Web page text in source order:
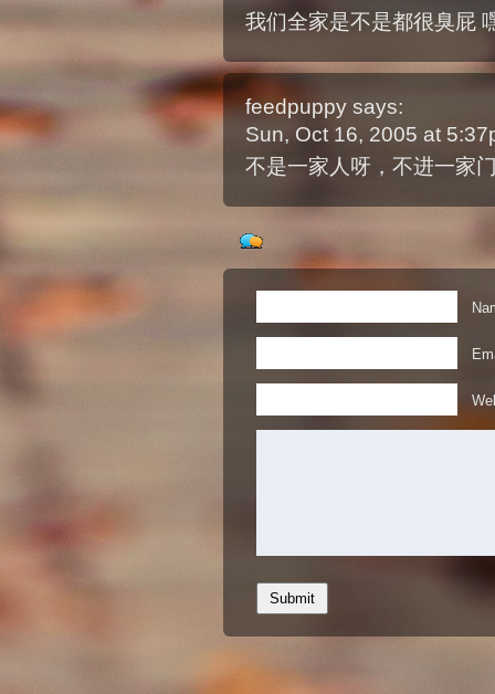
我们全家是不是都很臭屁
feedpuppy says:
Sun, Oct 16, 2005 at
不是一家人呀，不进一家